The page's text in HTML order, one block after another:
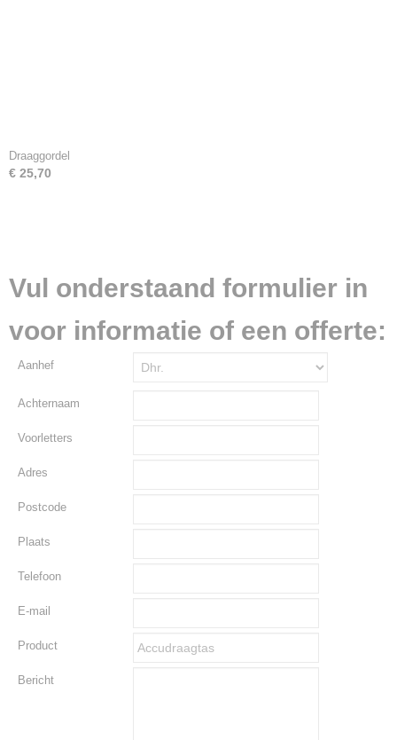
Draaggordel
€ 25,70
Vul onderstaand formulier in
voor informatie of een offerte:
Aanhef
Achternaam
Voorletters
Adres
Postcode
Plaats
Telefoon
E-mail
Product
Bericht